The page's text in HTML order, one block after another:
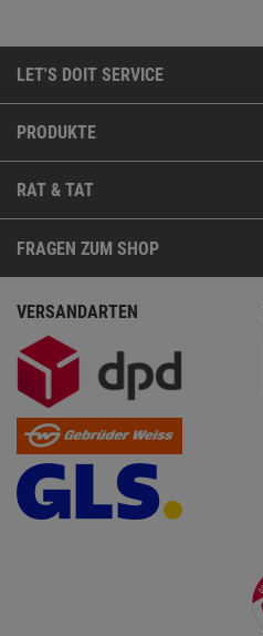
LET'S DOIT SERVICE
PRODUKTE
RAT & TAT
FRAGEN ZUM SHOP
VERSANDARTEN